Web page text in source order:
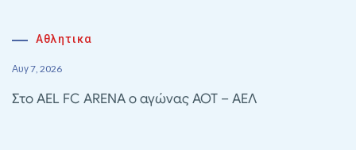
Αθλητικα
Αυγ 7, 2026
Στο AEL FC ARENA ο αγώνας ΑΟΤ – ΑΕΛ